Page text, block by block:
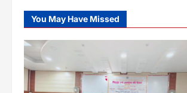
You May Have Missed